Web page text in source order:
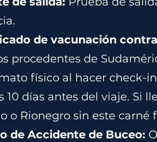
de vacunación
procedentes de
físico al hacer check-
10 días antes del viaje. Si
o Rionegro sin este
de Accidente de Buceo: